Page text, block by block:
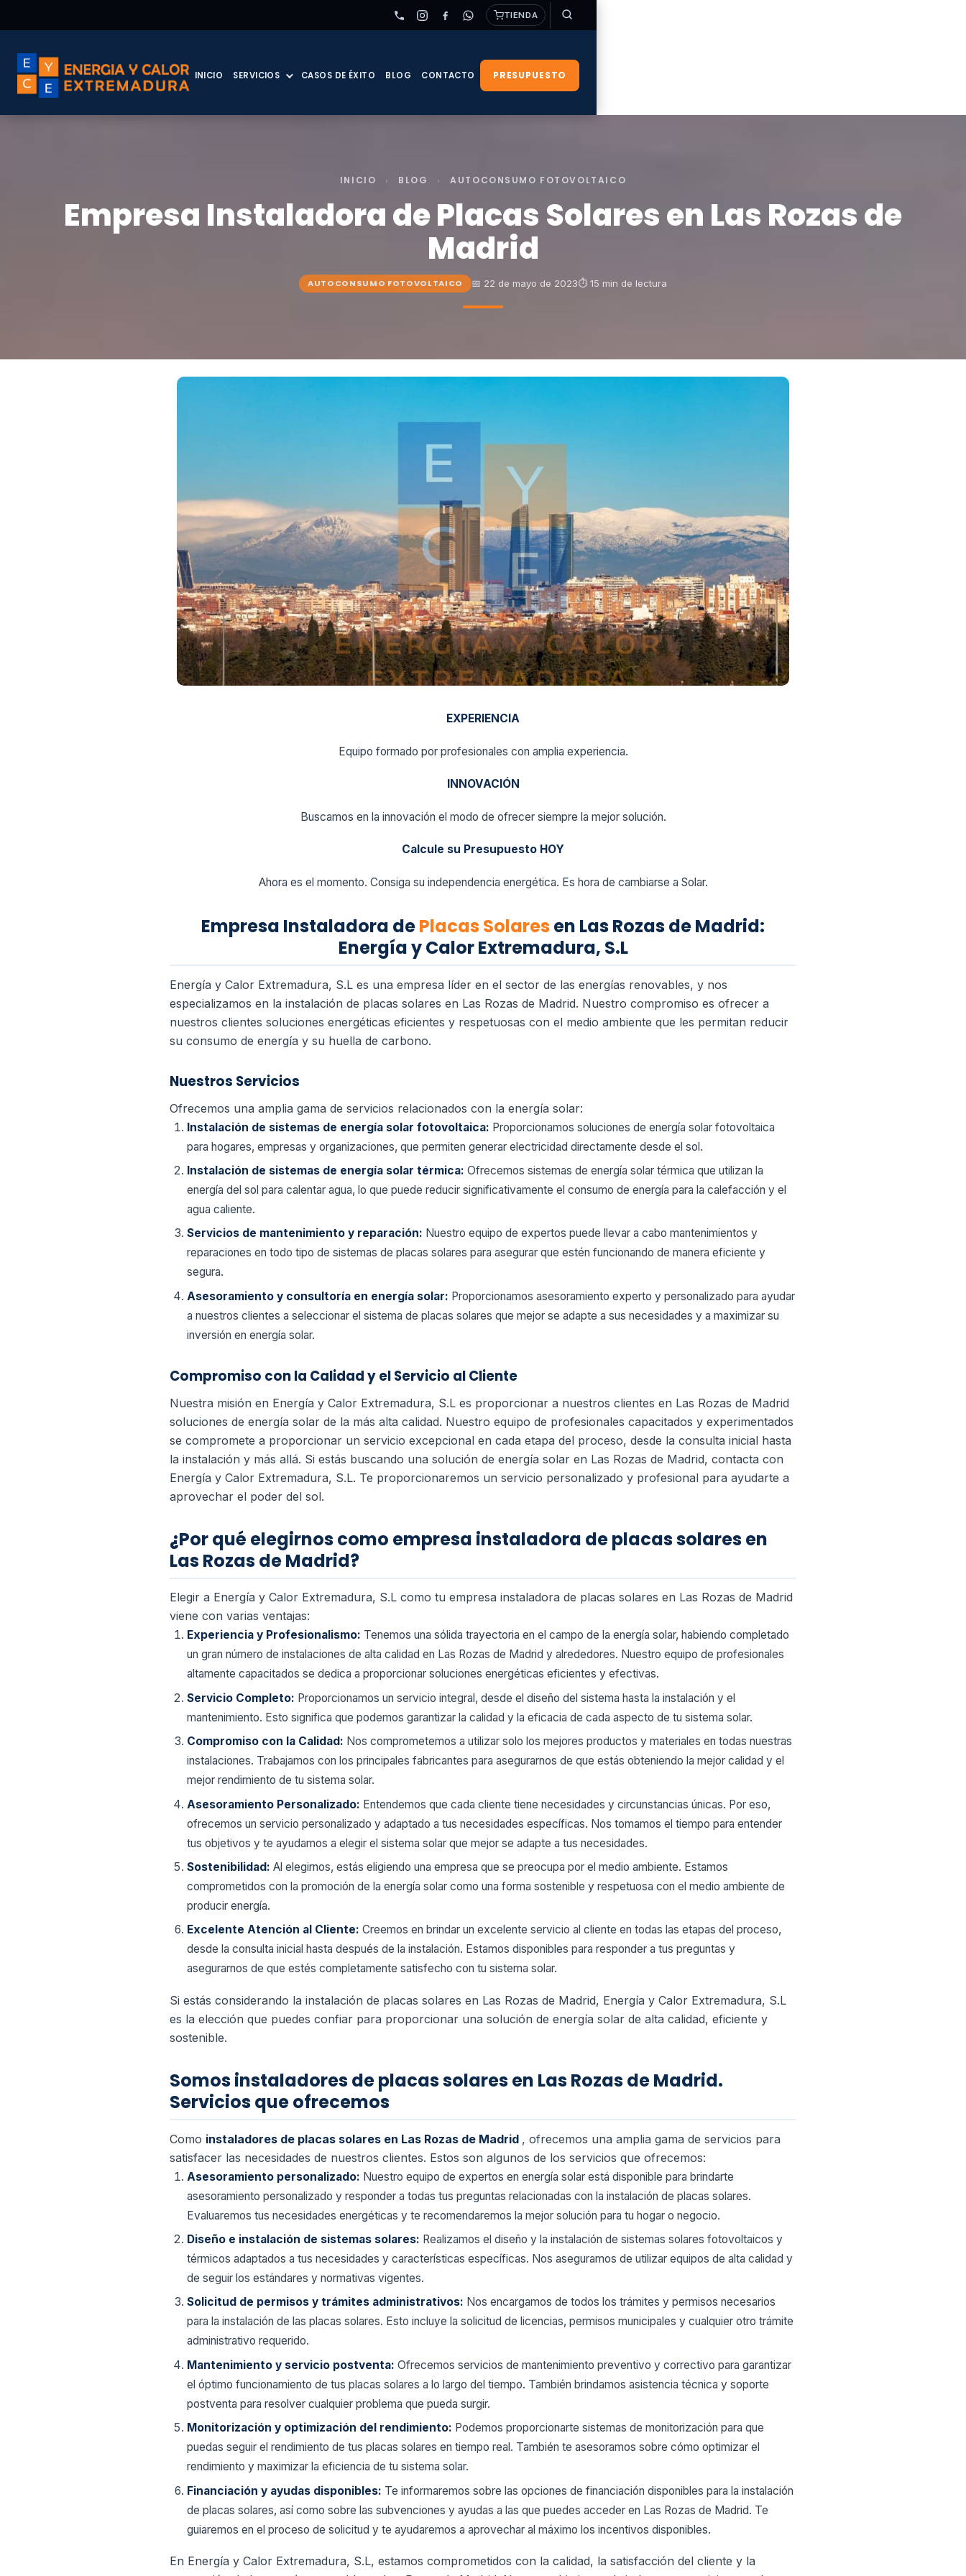
TIENDA
INICIO SERVICIOS CASOS DE ÉXITO BLOG CONTACTO PRESUPUESTO
INICIO › BLOG › AUTOCONSUMO FOTOVOLTAICO
Empresa Instaladora de Placas Solares en Las Rozas de
Madrid
AUTOCONSUMO FOTOVOLTAICO 📅 22 de mayo de 2023⏱ 15 min de lectura
EXPERIENCIA
Equipo formado por profesionales con amplia experiencia.
INNOVACIÓN
Buscamos en la innovación el modo de ofrecer siempre la mejor solución.
Calcule su Presupuesto HOY
Ahora es el momento. Consiga su independencia energética. Es hora de cambiarse a Solar.
Empresa Instaladora dePlacas Solares en Las Rozas de Madrid:
Energía y Calor Extremadura, S.L
Energía y Calor Extremadura, S.L es una empresa líder en el sector de las energías renovables, y nos
especializamos en la instalación de placas solares en Las Rozas de Madrid. Nuestro compromiso es ofrecer a
nuestros clientes soluciones energéticas eficientes y respetuosas con el medio ambiente que les permitan reducir
su consumo de energía y su huella de carbono.
Nuestros Servicios
Ofrecemos una amplia gama de servicios relacionados con la energía solar:
Instalación de sistemas de energía solar fotovoltaica: Proporcionamos soluciones de energía solar fotovoltaica
para hogares, empresas y organizaciones, que permiten generar electricidad directamente desde el sol.
Instalación de sistemas de energía solar térmica: Ofrecemos sistemas de energía solar térmica que utilizan la
energía del sol para calentar agua, lo que puede reducir significativamente el consumo de energía para la calefacción y el
agua caliente.
Servicios de mantenimiento y reparación: Nuestro equipo de expertos puede llevar a cabo mantenimientos y
reparaciones en todo tipo de sistemas de placas solares para asegurar que estén funcionando de manera eficiente y
segura.
Asesoramiento y consultoría en energía solar: Proporcionamos asesoramiento experto y personalizado para ayudar
a nuestros clientes a seleccionar el sistema de placas solares que mejor se adapte a sus necesidades y a maximizar su
inversión en energía solar.
Compromiso con la Calidad y el Servicio al Cliente
Nuestra misión en Energía y Calor Extremadura, S.L es proporcionar a nuestros clientes en Las Rozas de Madrid
soluciones de energía solar de la más alta calidad. Nuestro equipo de profesionales capacitados y experimentados
se compromete a proporcionar un servicio excepcional en cada etapa del proceso, desde la consulta inicial hasta
la instalación y más allá. Si estás buscando una solución de energía solar en Las Rozas de Madrid, contacta con
Energía y Calor Extremadura, S.L. Te proporcionaremos un servicio personalizado y profesional para ayudarte a
aprovechar el poder del sol.
¿Por qué elegirnos como empresa instaladora de placas solares en
Las Rozas de Madrid?
Elegir a Energía y Calor Extremadura, S.L como tu empresa instaladora de placas solares en Las Rozas de Madrid
viene con varias ventajas:
Experiencia y Profesionalismo: Tenemos una sólida trayectoria en el campo de la energía solar, habiendo completado
un gran número de instalaciones de alta calidad en Las Rozas de Madrid y alrededores. Nuestro equipo de profesionales
altamente capacitados se dedica a proporcionar soluciones energéticas eficientes y efectivas.
Servicio Completo: Proporcionamos un servicio integral, desde el diseño del sistema hasta la instalación y el
mantenimiento. Esto significa que podemos garantizar la calidad y la eficacia de cada aspecto de tu sistema solar.
Compromiso con la Calidad: Nos comprometemos a utilizar solo los mejores productos y materiales en todas nuestras
instalaciones. Trabajamos con los principales fabricantes para asegurarnos de que estás obteniendo la mejor calidad y el
mejor rendimiento de tu sistema solar.
Asesoramiento Personalizado: Entendemos que cada cliente tiene necesidades y circunstancias únicas. Por eso,
ofrecemos un servicio personalizado y adaptado a tus necesidades específicas. Nos tomamos el tiempo para entender
tus objetivos y te ayudamos a elegir el sistema solar que mejor se adapte a tus necesidades.
Sostenibilidad: Al elegirnos, estás eligiendo una empresa que se preocupa por el medio ambiente. Estamos
comprometidos con la promoción de la energía solar como una forma sostenible y respetuosa con el medio ambiente de
producir energía.
Excelente Atención al Cliente: Creemos en brindar un excelente servicio al cliente en todas las etapas del proceso,
desde la consulta inicial hasta después de la instalación. Estamos disponibles para responder a tus preguntas y
asegurarnos de que estés completamente satisfecho con tu sistema solar.
Si estás considerando la instalación de placas solares en Las Rozas de Madrid, Energía y Calor Extremadura, S.L
es la elección que puedes confiar para proporcionar una solución de energía solar de alta calidad, eficiente y
sostenible.
Somos instaladores de placas solares en Las Rozas de Madrid.
Servicios que ofrecemos
Como instaladores de placas solares en Las Rozas de Madrid , ofrecemos una amplia gama de servicios para
satisfacer las necesidades de nuestros clientes. Estos son algunos de los servicios que ofrecemos:
Asesoramiento personalizado: Nuestro equipo de expertos en energía solar está disponible para brindarte
asesoramiento personalizado y responder a todas tus preguntas relacionadas con la instalación de placas solares.
Evaluaremos tus necesidades energéticas y te recomendaremos la mejor solución para tu hogar o negocio.
Diseño e instalación de sistemas solares: Realizamos el diseño y la instalación de sistemas solares fotovoltaicos y
térmicos adaptados a tus necesidades y características específicas. Nos aseguramos de utilizar equipos de alta calidad y
de seguir los estándares y normativas vigentes.
Solicitud de permisos y trámites administrativos: Nos encargamos de todos los trámites y permisos necesarios
para la instalación de las placas solares. Esto incluye la solicitud de licencias, permisos municipales y cualquier otro trámite
administrativo requerido.
Mantenimiento y servicio postventa: Ofrecemos servicios de mantenimiento preventivo y correctivo para garantizar
el óptimo funcionamiento de tus placas solares a lo largo del tiempo. También brindamos asistencia técnica y soporte
postventa para resolver cualquier problema que pueda surgir.
Monitorización y optimización del rendimiento: Podemos proporcionarte sistemas de monitorización para que
puedas seguir el rendimiento de tus placas solares en tiempo real. También te asesoramos sobre cómo optimizar el
rendimiento y maximizar la eficiencia de tu sistema solar.
Financiación y ayudas disponibles: Te informaremos sobre las opciones de financiación disponibles para la instalación
de placas solares, así como sobre las subvenciones y ayudas a las que puedes acceder en Las Rozas de Madrid. Te
guiaremos en el proceso de solicitud y te ayudaremos a aprovechar al máximo los incentivos disponibles.
En Energía y Calor Extremadura, S.L, estamos comprometidos con la calidad, la satisfacción del cliente y la